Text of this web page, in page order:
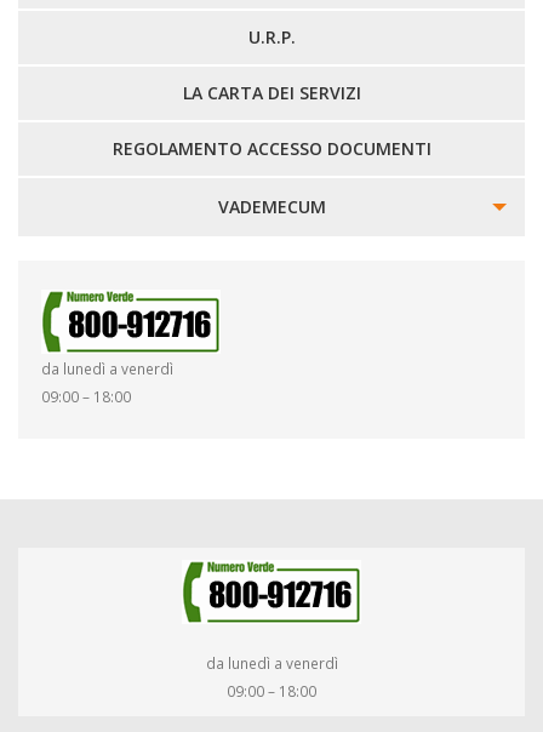
U.R.P.
LA CARTA DEI SERVIZI
REGOLAMENTO ACCESSO DOCUMENTI
VADEMECUM
SMARRIMENTO OGGETTI
da lunedì a venerdì
09:00 – 18:00
da lunedì a venerdì
09:00 – 18:00